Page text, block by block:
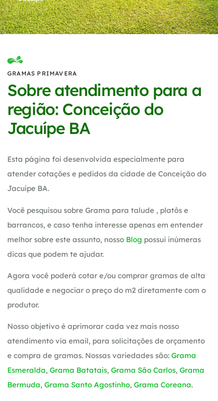
GRAMAS PRIMAVERA
Sobre atendimento para a
região: Conceição do
Jacuípe BA
Esta página foi desenvolvida especialmente para
atender cotações e pedidos da cidade de Conceição do
Jacuípe BA.
Você pesquisou sobre Grama para talude , platôs e
barrancos, e caso tenha interesse apenas em entender
melhor sobre este assunto, nosso Blog possui inúmeras
dicas que podem te ajudar.
Agora você poderá cotar e/ou comprar gramas de alta
qualidade e negociar o preço do m2 diretamente com o
produtor.
Nosso objetivo é aprimorar cada vez mais nosso
atendimento via email, para solicitações de orçamento
e compra de gramas. Nossas variedades são: Grama
Esmeralda, Grama Batatais, Grama São Carlos, Grama
Bermuda, Grama Santo Agostinho, Grama Coreana.